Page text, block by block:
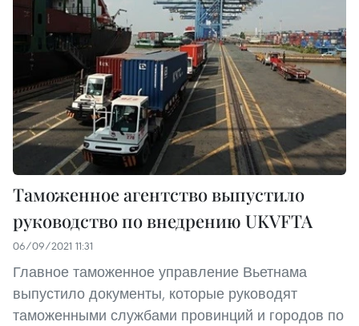
Таможенное агентство выпустило
руководство по внедрению UKVFTA
06/09/2021 11:31
Главное таможенное управление Вьетнама
выпустило документы, которые руководят
таможенными службами провинций и городов по